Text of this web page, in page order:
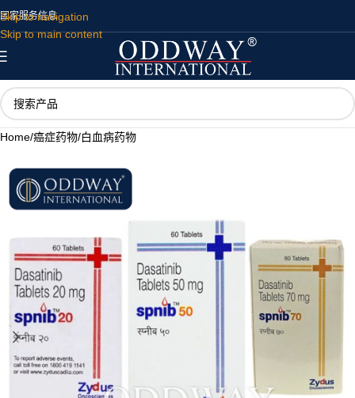
Skip to navigation
Skip to main content
国家服务信息
Home/癌症药物/白血病药物